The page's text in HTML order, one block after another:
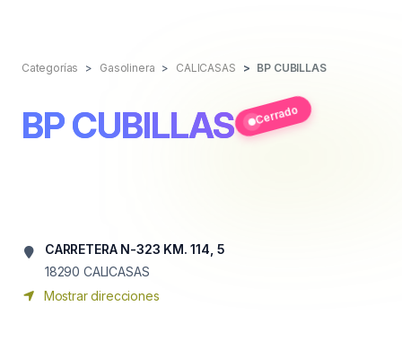
Categorías Gasolinera CALICASAS BP CUBILLAS
BP CUBILLAS Cerrado
CARRETERA N-323 KM. 114, 5
18290 CALICASAS
Mostrar direcciones